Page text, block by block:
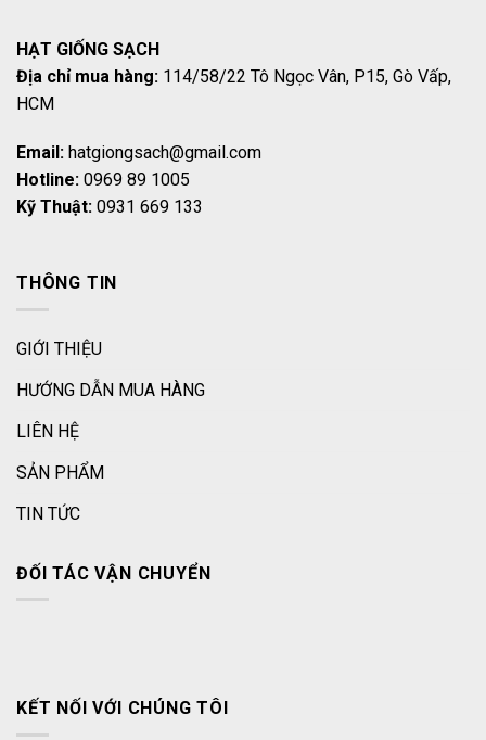
HẠT GIỐNG SẠCH
Địa chỉ mua hàng: 114/58/22 Tô Ngọc Vân, P15, Gò Vấp,
HCM
Email: hatgiongsach@gmail.com
Hotline: 0969 89 1005
Kỹ Thuật: 0931 669 133
THÔNG TIN
GIỚI THIỆU
HƯỚNG DẪN MUA HÀNG
LIÊN HỆ
SẢN PHẨM
TIN TỨC
ĐỐI TÁC VẬN CHUYỂN
KẾT NỐI VỚI CHÚNG TÔI